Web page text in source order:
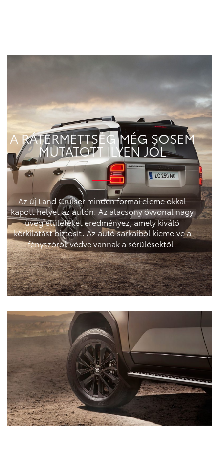
A RÁTERMETTSÉG MÉG SOSEM
MUTATOTT ILYEN JÓL
Az új Land Cruiser minden formai eleme okkal
kapott helyet az autón. Az alacsony övvonal nagy
üvegfelületeket eredményez, amely kiváló
körkilátást biztosít. Az autó sarkaiból kiemelve a
fényszórók védve vannak a sérülésektől.